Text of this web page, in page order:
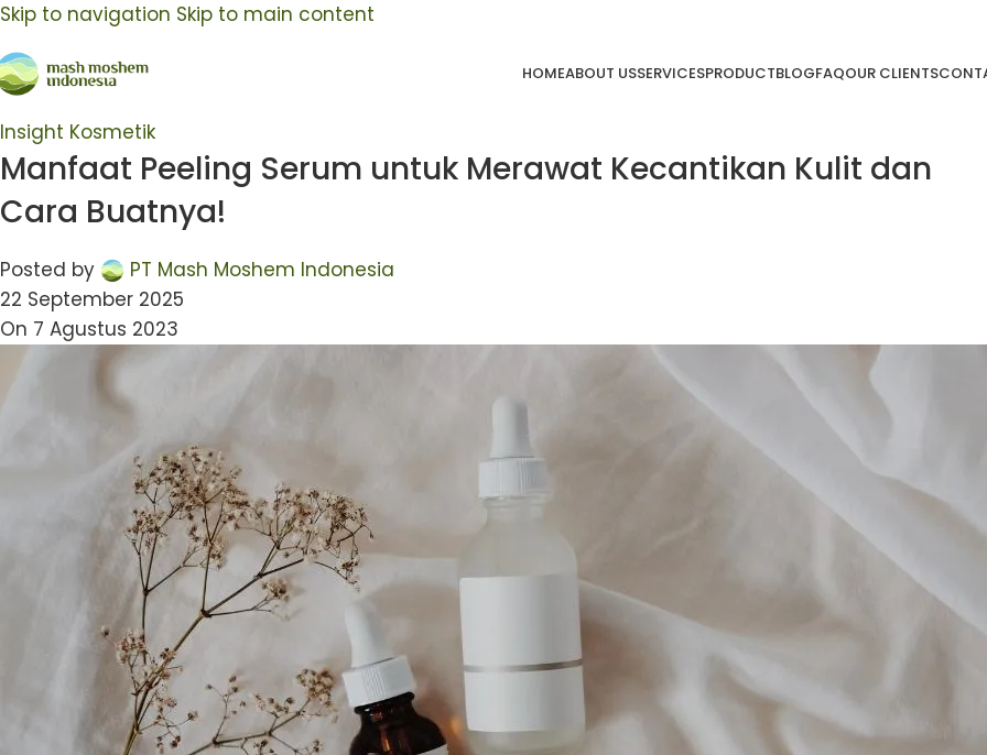
Skip to navigation Skip to main content
HOMEABOUT USSERVICESPRODUCTBLOGFAQOUR CLIENTS
Insight Kosmetik
Manfaat Peeling Serum untuk Merawat Kecantikan Kulit dan
Cara Buatnya!
Posted by
PT Mash Moshem Indonesia
22 September 2025
On 7 Agustus 2023